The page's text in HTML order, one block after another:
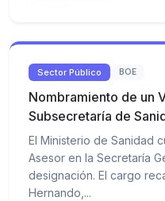
Sector Público BOE
Nombramiento de un
Subsecretaría de
El Ministerio de Sanidad
Asesor en la Secretaría
designación. El cargo
Hernando,...